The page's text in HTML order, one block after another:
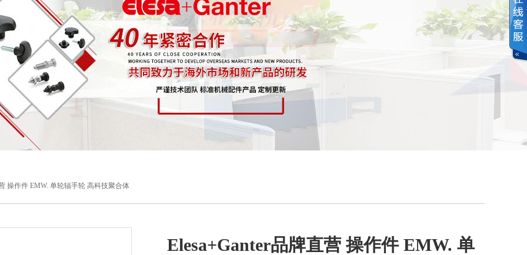
操作件 EMW. 单轮辐手轮 高科技聚合体
Elesa+Ganter品牌直营 操作件 EMW. 单